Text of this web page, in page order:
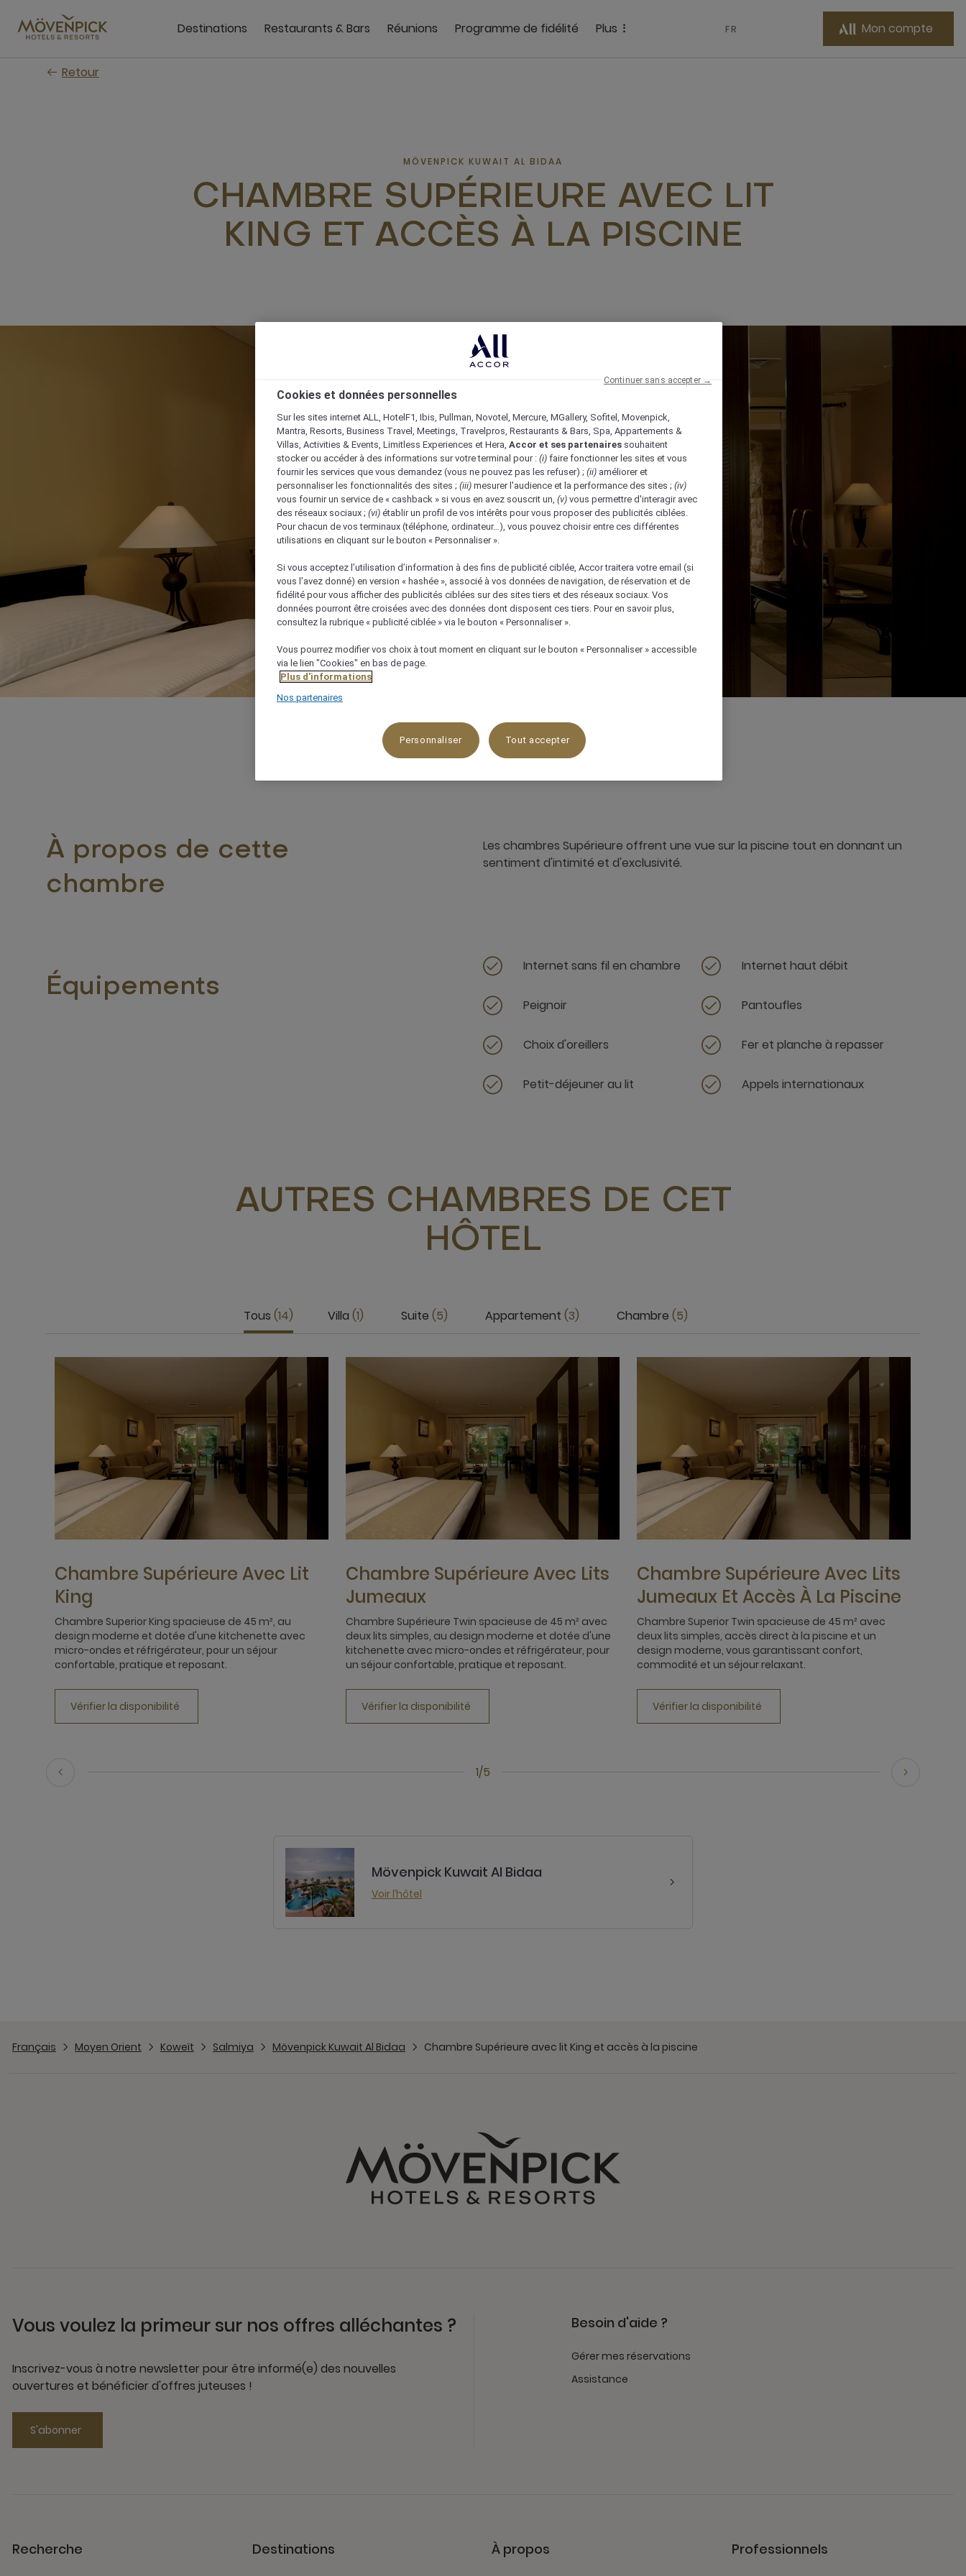
contenu
Destinations Restaurants & Bars Réunions Programme de fidélité Plus FR Mon compte
Retour
MÖVENPICK KUWAIT AL BIDAA
CHAMBRE SUPÉRIEURE AVEC LIT
KING ET ACCÈS À LA PISCINE
Vue sur jardin,Vue sur la piscine
À propos de cette
chambre
Les chambres Supérieure offrent une vue sur la piscine tout en donnant un
sentiment d'intimité et d'exclusivité.
Équipements
Internet sans fil en chambre Internet haut débit
Peignoir Pantoufles
Choix d'oreillers Fer et planche à repasser
Petit-déjeuner au lit Appels internationaux
AUTRES CHAMBRES DE CET
HÔTEL
Tous 14 Villa 1 Suite 5 Appartement 3 Chambre 5
1/5
Chambre Supérieure Avec Lit
King
Chambre Superior King spacieuse de 45 m², au
design moderne et dotée d'une kitchenette avec
micro-ondes et réfrigérateur, pour un séjour
confortable, pratique et reposant.
Vérifier la disponibilité
Chambre Supérieure Avec Lits
Jumeaux
Chambre Supérieure Twin spacieuse de 45 m² avec
deux lits simples, au design moderne et dotée d'une
kitchenette avec micro-ondes et réfrigérateur, pour
un séjour confortable, pratique et reposant.
Vérifier la disponibilité
Chambre Supérieure Avec Lits
Jumeaux Et Accès À La Piscine
Chambre Superior Twin spacieuse de 45 m² avec
deux lits simples, accès direct à la piscine et un
design moderne, vous garantissant confort,
commodité et un séjour relaxant.
Vérifier la disponibilité
Mövenpick Kuwait Al Bidaa
Voir l’hôtel
Français Moyen Orient Koweït Salmiya Mövenpick Kuwait Al Bidaa Chambre Supérieure avec lit King et accès à la piscine
Vous voulez la primeur sur nos offres alléchantes ?
Inscrivez-vous à notre newsletter pour être informé(e) des nouvelles
ouvertures et bénéficier d'offres juteuses !
S'abonner
Besoin d'aide ?
Gérer mes réservations
Assistance
Recherche Destinations À propos Professionnels
Cookies et données personnelles
Sur les sites internet ALL, HotelF1, Ibis, Pullman, Novotel, Mercure, MGallery, Sofitel, Movenpick,
Mantra, Resorts, Business Travel, Meetings, Travelpros, Restaurants & Bars, Spa, Appartements &
Villas, Activities & Events, Limitless Experiences et Hera, Accor et ses partenaires souhaitent
stocker ou accéder à des informations sur votre terminal pour : (i) faire fonctionner les sites et vous
fournir les services que vous demandez (vous ne pouvez pas les refuser) ; (ii) améliorer et
personnaliser les fonctionnalités des sites ; (iii) mesurer l'audience et la performance des sites ; (iv)
vous fournir un service de « cashback » si vous en avez souscrit un, (v) vous permettre d'interagir avec
des réseaux sociaux ; (vi) établir un profil de vos intérêts pour vous proposer des publicités ciblées.
Pour chacun de vos terminaux (téléphone, ordinateur…), vous pouvez choisir entre ces différentes
utilisations en cliquant sur le bouton « Personnaliser ».
Si vous acceptez l’utilisation d’information à des fins de publicité ciblée, Accor traitera votre email (si
vous l’avez donné) en version « hashée », associé à vos données de navigation, de réservation et de
fidélité pour vous afficher des publicités ciblées sur des sites tiers et des réseaux sociaux. Vos
données pourront être croisées avec des données dont disposent ces tiers. Pour en savoir plus,
consultez la rubrique « publicité ciblée » via le bouton « Personnaliser ».
Vous pourrez modifier vos choix à tout moment en cliquant sur le bouton « Personnaliser » accessible
via le lien "Cookies" en bas de page.
Plus d'informations
Nos partenaires
Personnaliser Tout accepter
Continuer sans accepter →